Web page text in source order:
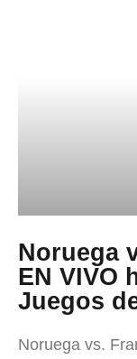
Noruega
EN VIVO
Juegos
Noruega vs.